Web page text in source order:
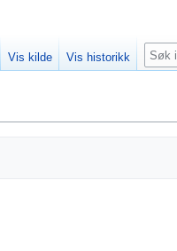
Vis kilde Vis historikk Søk